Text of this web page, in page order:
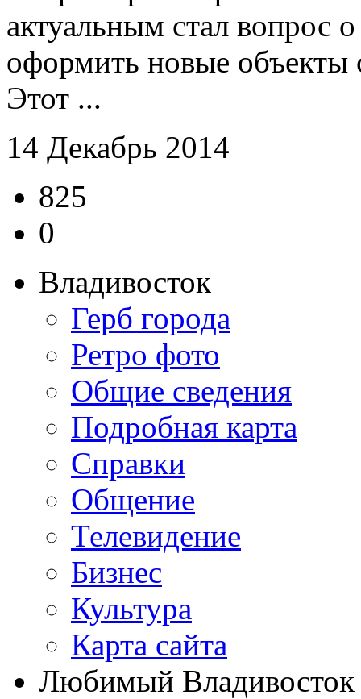
актуальным стал вопрос
оформить новые объекты
Этот ...
14 Декабрь 2014
825
0
Владивосток
Герб города
Ретро фото
Общие сведения
Подробная карта
Справки
Общение
Телевидение
Бизнеc
Культура
Карта сайта
Любимый Владивосток